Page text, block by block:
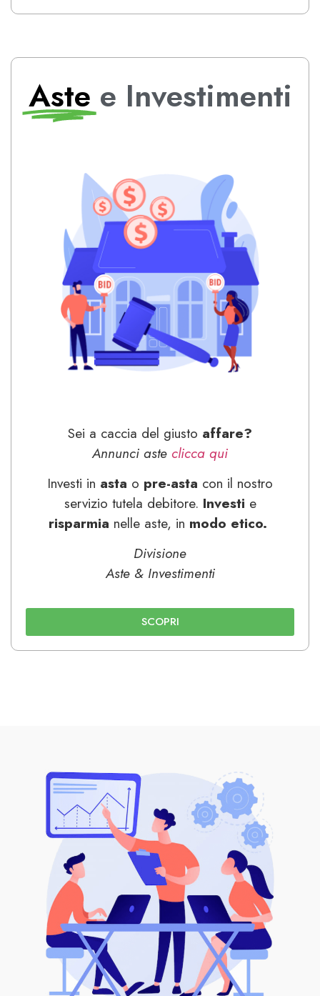
Aste e Investimenti
Sei a caccia del giusto affare?
Annunci aste clicca qui
Investi in asta o pre-asta con il nostro
servizio tutela debitore. Investi e
risparmia nelle aste, in modo etico.
Divisione
Aste & Investimenti
SCOPRI